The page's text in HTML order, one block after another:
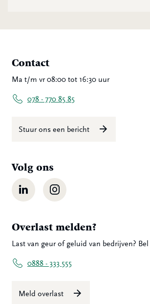
Contact
Ma t/m vr 08:00 tot 16:30 uur
078 - 770 85 85
Stuur ons een bericht
Volg ons
LinkedIn Instagram
Overlast melden?
Last van geur of geluid van bedrijven?
0888 - 333 555
Meld overlast